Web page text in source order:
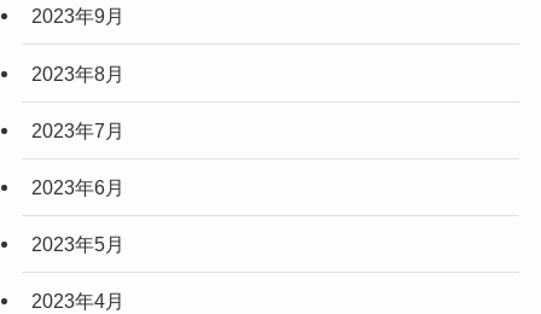
2023年9月
2023年8月
2023年7月
2023年6月
2023年5月
2023年4月